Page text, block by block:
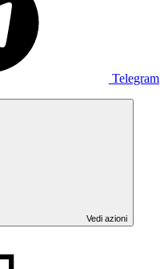
Telegram
Vedi azioni